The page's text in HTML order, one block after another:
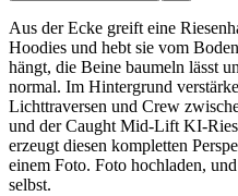
Aus der Ecke greift eine
Hoodies und hebt sie vom
hängt, die Beine baumeln lässt
normal. Im Hintergrund
Lichttraversen und Crew
und der Caught Mid-Lift KI-
erzeugt diesen kompletten
einem Foto. Foto hochladen,
selbst.